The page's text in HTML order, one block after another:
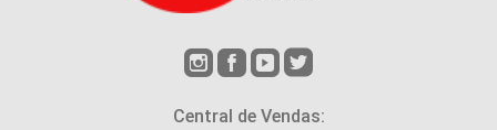
Central de Vendas: